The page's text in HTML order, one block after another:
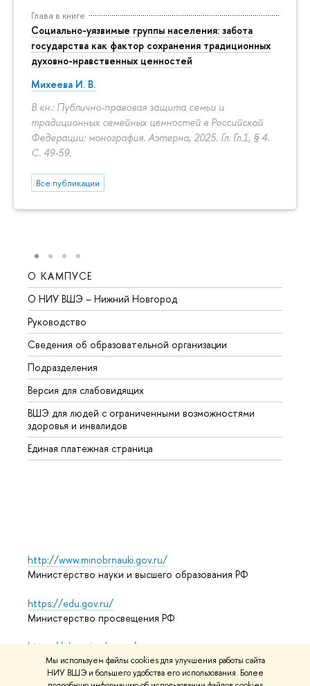
Мы используем файлы cookies для улучшения работы сайта
НИУ ВШЭ и большего удобства его использования. Более
Глава в книге
Социально-уязвимые группы населения: забота
государства как фактор сохранения традиционных
духовно-нравственных ценностей
Михеева И. В.
В кн.: Публично-правовая защита семьи и
традиционных семейных ценностей в Российской
Федерации: монография. Аэтерна, 2025. Гл. Гл.1, § 4.
С. 49-59.
Все публикации
О КАМПУСЕ
О НИУ ВШЭ – Нижний Новгород
Руководство
Сведения об образовательной организации
Подразделения
Версия для слабовидящих
ВШЭ для людей с ограниченными возможностями
здоровья и инвалидов
Единая платежная страница
http://www.minobrnauki.gov.ru/
Министерство науки и высшего образования РФ
https://edu.gov.ru/
Министерство просвещения РФ
https://elearning.hse.ru/mooc
Массовые открытые онлайн-курсы